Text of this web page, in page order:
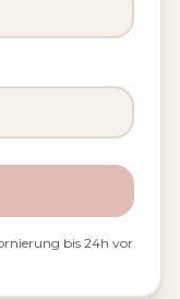
bis 24h vor